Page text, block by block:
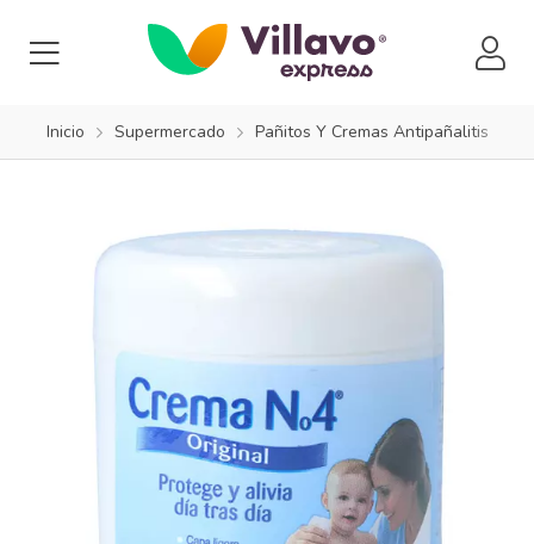
Inicio Supermercado Pañitos Y Cremas Antipañalitis